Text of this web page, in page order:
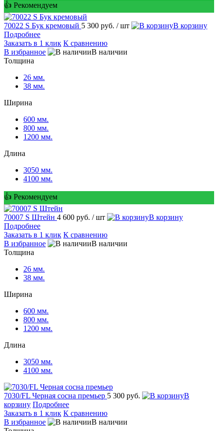
👍 Рекомендуем
70022 S Бук кремовый 5 300 руб. / шт
корзину
Подробнее
Заказать в 1 клик К сравнению
избранное
наличии
Толщина
26 мм.
38 мм.
Ширина
600 мм.
800 мм.
1200 мм.
Длина
3050 мм.
4100 мм.
👍 Рекомендуем
70007 S Штейн 4 600 руб. / шт
корзину
Подробнее
Заказать в 1 клик К сравнению
избранное
наличии
Толщина
26 мм.
38 мм.
Ширина
600 мм.
800 мм.
1200 мм.
Длина
3050 мм.
4100 мм.
7030/FL Черная сосна премьер 5 300 руб.
корзину Подробнее
Заказать в 1 клик К сравнению
избранное
наличии